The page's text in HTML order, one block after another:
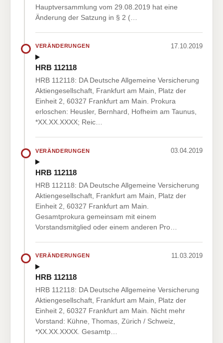
Hauptversammlung vom 29.08.2019 hat eine
Änderung der Satzung in § 2 (…
VERÄNDERUNGEN 17.10.2019
HRB 112118
HRB 112118: DA Deutsche Allgemeine Versicherung
Aktiengesellschaft, Frankfurt am Main, Platz der
Einheit 2, 60327 Frankfurt am Main. Prokura
erloschen: Heusler, Bernhard, Hofheim am Taunus,
*XX.XX.XXXX; Reic…
VERÄNDERUNGEN 03.04.2019
HRB 112118
HRB 112118: DA Deutsche Allgemeine Versicherung
Aktiengesellschaft, Frankfurt am Main, Platz der
Einheit 2, 60327 Frankfurt am Main.
Gesamtprokura gemeinsam mit einem
Vorstandsmitglied oder einem anderen Pro…
VERÄNDERUNGEN 11.03.2019
HRB 112118
HRB 112118: DA Deutsche Allgemeine Versicherung
Aktiengesellschaft, Frankfurt am Main, Platz der
Einheit 2, 60327 Frankfurt am Main. Nicht mehr
Vorstand: Kühne, Thomas, Zürich / Schweiz,
*XX.XX.XXXX. Gesamtp…